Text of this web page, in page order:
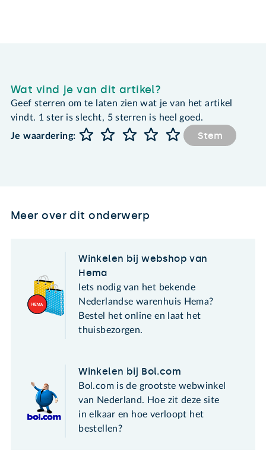
Wat vind je van dit artikel?
Geef sterren om te laten zien wat je van het artikel
vindt. 1 ster is slecht, 5 sterren is heel goed.
Je waardering:
Stem
Meer over dit onderwerp
Winkelen bij webshop van
Hema
Iets nodig van het bekende
Nederlandse warenhuis Hema?
Bestel het online en laat het
thuisbezorgen.
Winkelen bij Bol.com
Bol.com is de grootste webwinkel
van Nederland. Hoe zit deze site
in elkaar en hoe verloopt het
bestellen?